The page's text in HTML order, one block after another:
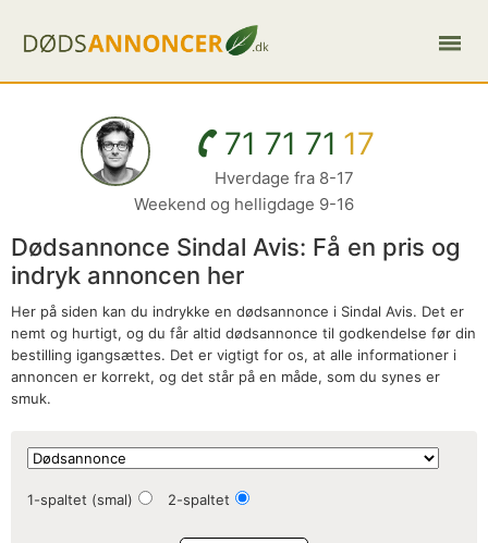
71 71 71 17
Hverdage fra 8-17
Weekend og helligdage 9-16
Dødsannonce Sindal Avis: Få en pris og
indryk annoncen her
Her på siden kan du indrykke en dødsannonce i Sindal Avis. Det er
nemt og hurtigt, og du får altid dødsannonce til godkendelse før din
bestilling igangsættes. Det er vigtigt for os, at alle informationer i
annoncen er korrekt, og det står på en måde, som du synes er
smuk.
1-spaltet (smal) 2-spaltet